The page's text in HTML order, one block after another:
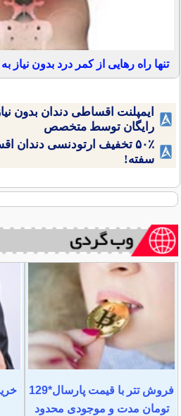
تنها راه رهایی از کمر درد بدون نیاز
ایمپلنت اقساطی دندان بدون
رایگان توسط متخصص
۵۰٪ تخفیف ارتودنسی دندان
سفته!
فروش تتر با قیمت پارسال*129
تومان مدت و موجودی محدود